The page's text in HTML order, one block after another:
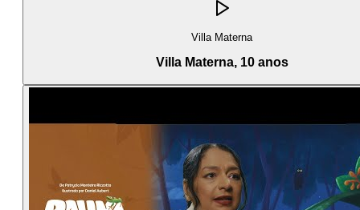
Villa Materna
Villa Materna, 10 anos